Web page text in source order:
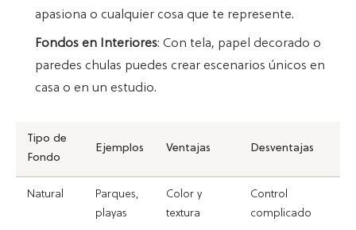
apasiona o cualquier cosa que te represente.
Fondos en Interiores: Con tela, papel decorado o
paredes chulas puedes crear escenarios únicos en
casa o en un estudio.
Tipo de
Fondo
Ejemplos Ventajas Desventajas
Natural
Parques,
playas
Color y
textura
Control
complicado